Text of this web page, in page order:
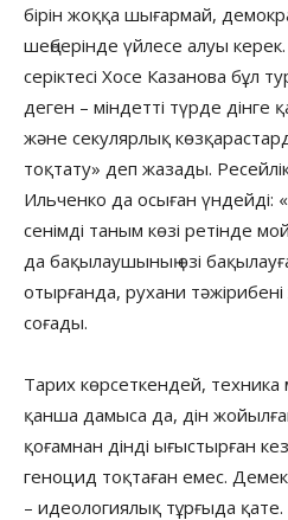
бірін жоққа шығармай,
шеңберінде үйлесе алуы
серіктесі Хосе Казанова бұл
деген – міндетті түрде дінге
және секулярлық
тоқтату» деп жазады.
Ильченко да осыған үндейді:
сенімді таным көзі ретінде
да бақылаушының өзі
отырғанда, рухани
соғады.
Тарих көрсеткендей, техника
қанша дамыса да, дін
қоғамнан дінді ығыстырған
геноцид тоқтаған емес.
– идеологиялық тұрғыда қате.